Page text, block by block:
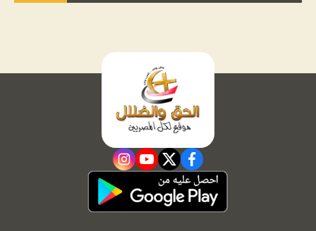
facebook
twitter
youtube
instagram